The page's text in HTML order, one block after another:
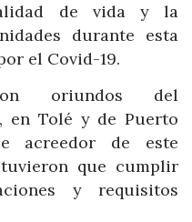
de vida y la
durante esta
el Covid-19.
oriundos del
en Tolé y de Puerto
acreedor de este
que cumplir
y requisitos